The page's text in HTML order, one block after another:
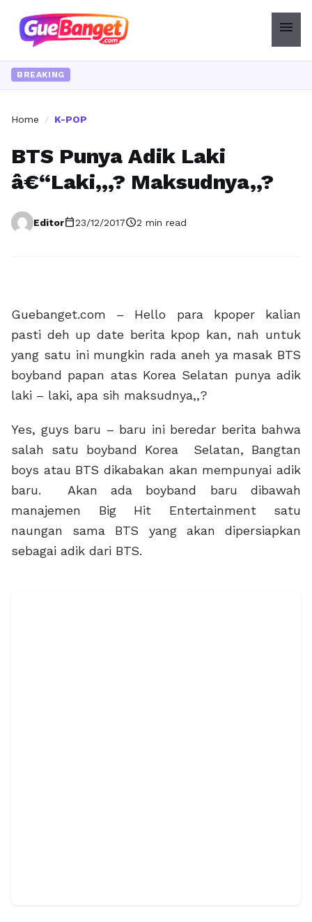
menu
BREAKING
Home / K-POP
BTS Punya Adik Laki
â€“Laki,,,? Maksudnya,,?
Editorcalendar_today23/12/2017schedule2 min read
Guebanget.com – Hello para kpoper kalian
pasti deh up date berita kpop kan, nah untuk
yang satu ini mungkin rada aneh ya masak BTS
boyband papan atas Korea Selatan punya adik
laki – laki, apa sih maksudnya,,?
Yes, guys baru – baru ini beredar berita bahwa
salah satu boyband Korea Selatan, Bangtan
boys atau BTS dikabakan akan mempunyai adik
baru. Akan ada boyband baru dibawah
manajemen Big Hit Entertainment satu
naungan sama BTS yang akan dipersiapkan
sebagai adik dari BTS.